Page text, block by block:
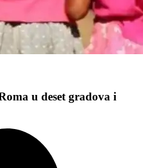
u deset gradova i